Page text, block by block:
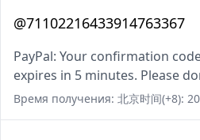
@71102216433914763367
PayPal: Your confirmation
expires in 5 minutes. Please
Время получения: 北京时间(+8):